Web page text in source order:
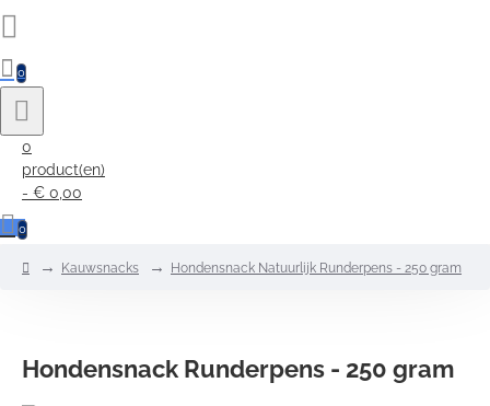
0
0
product(en)
- € 0,00
0
homeKauwsnacks Hondensnack Natuurlijk Runderpens - 250 gram
Hondensnack Runderpens - 250 gram